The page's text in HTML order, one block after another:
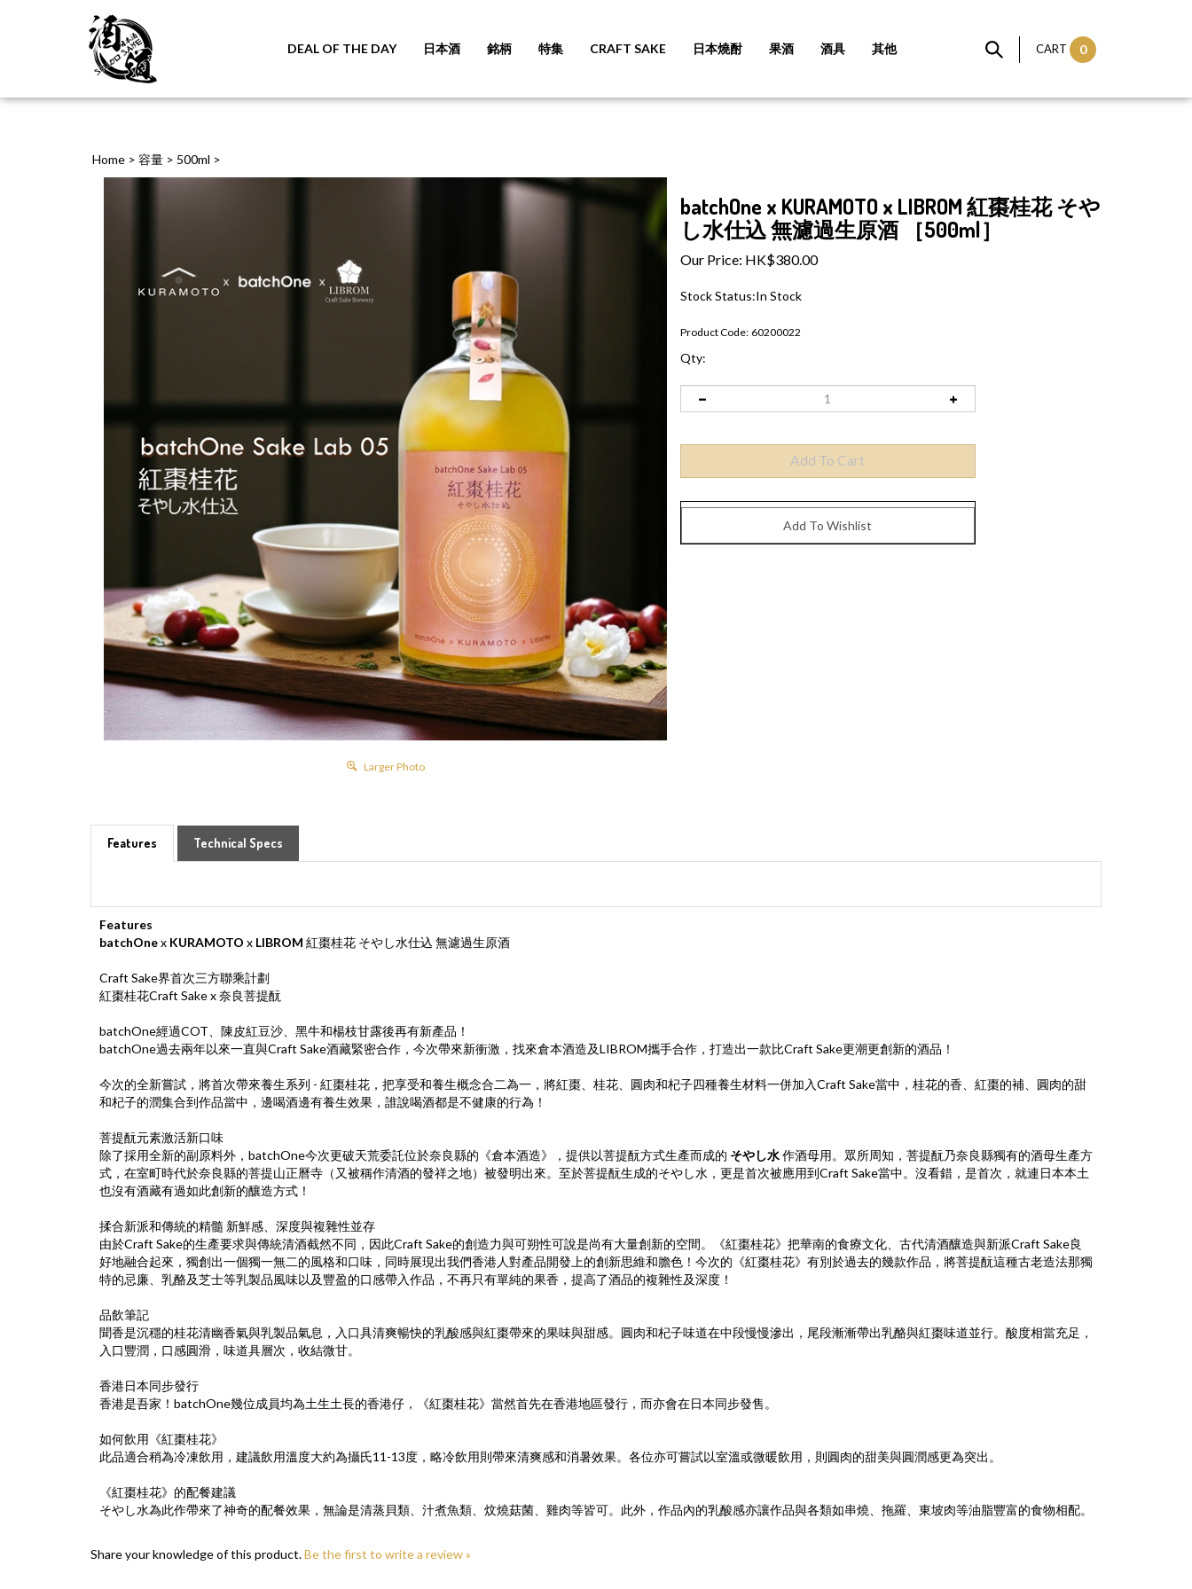
DEAL OF THE DAY 日本酒 銘柄 特集 CRAFT SAKE 日本燒酎 果酒 酒具 其他 CART 0
Home > 容量 > 500ml >
Larger Photo
batchOne x KURAMOTO x LIBROM 紅棗桂花 そや
し水仕込 無濾過生原酒 ［500ml］
Our Price: HK$380.00
Stock Status:In Stock
Product Code: 60200022
Qty:
Features Technical Specs
Features
batchOnex KURAMOTO x LIBROM 紅棗桂花 そやし水仕込 無濾過生原酒
Craft Sake界首次三方聯乘計劃
紅棗桂花Craft Sake x 奈良菩提酛
batchOne經過COT、陳皮紅豆沙、黑牛和楊枝甘露後再有新產品！
batchOne過去兩年以來一直與Craft Sake酒藏緊密合作，今次帶來新衝激，找來倉本酒造及LIBROM攜手合作，打造出一款比Craft Sake更潮更創新的酒品！
今次的全新嘗試，將首次帶來養生系列 - 紅棗桂花，把享受和養生概念合二為一，將紅棗、桂花、圓肉和杞子四種養生材料一併加入Craft Sake當中，桂花的香、紅棗的補、圓肉的甜
和杞子的潤集合到作品當中，邊喝酒邊有養生效果，誰說喝酒都是不健康的行為！
菩提酛元素激活新口味
除了採用全新的副原料外，batchOne今次更破天荒委託位於奈良縣的《倉本酒造》，提供以菩提酛方式生產而成的 そやし水作酒母用。眾所周知，菩提酛乃奈良縣獨有的酒母生產方
式，在室町時代於奈良縣的菩提山正曆寺（又被稱作清酒的發祥之地）被發明出來。至於菩提酛生成的そやし水，更是首次被應用到Craft Sake當中。沒看錯，是首次，就連日本本土
也沒有酒藏有過如此創新的釀造方式！
揉合新派和傳統的精髓 新鮮感、深度與複雜性並存
由於Craft Sake的生產要求與傳統清酒截然不同，因此Craft Sake的創造力與可朔性可說是尚有大量創新的空間。《紅棗桂花》把華南的食療文化、古代清酒釀造與新派Craft Sake良
好地融合起來，獨創出一個獨一無二的風格和口味，同時展現出我們香港人對產品開發上的創新思維和膽色！今次的《紅棗桂花》有別於過去的幾款作品，將菩提酛這種古老造法那獨
特的忌廉、乳酪及芝士等乳製品風味以及豐盈的口感帶入作品，不再只有單純的果香，提高了酒品的複雜性及深度！
品飲筆記
聞香是沉穩的桂花清幽香氣與乳製品氣息，入口具清爽暢快的乳酸感與紅棗帶來的果味與甜感。圓肉和杞子味道在中段慢慢滲出，尾段漸漸帶出乳酪與紅棗味道並行。酸度相當充足，
入口豐潤，口感圓滑，味道具層次，收結微甘。
香港日本同步發行
香港是吾家！batchOne幾位成員均為土生土長的香港仔，《紅棗桂花》當然首先在香港地區發行，而亦會在日本同步發售。
如何飲用《紅棗桂花》
此品適合稍為冷凍飲用，建議飲用溫度大約為攝氏11-13度，略冷飲用則帶來清爽感和消暑效果。各位亦可嘗試以室溫或微暖飲用，則圓肉的甜美與圓潤感更為突出。
《紅棗桂花》的配餐建議
そやし水為此作帶來了神奇的配餐效果，無論是清蒸貝類、汁煮魚類、炆燒菇菌、雞肉等皆可。此外，作品內的乳酸感亦讓作品與各類如串燒、拖羅、東坡肉等油脂豐富的食物相配。
Share your knowledge of this product.Be the first to write a review »